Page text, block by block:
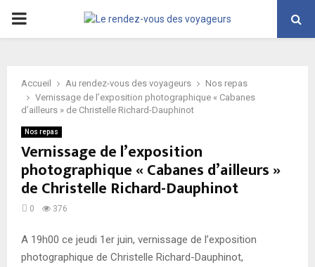
PRIMARY
Accueil Au rendez-vous des voyageurs
Nos repas
Vernissage de l’exposition photographique « Cabanes
d’ailleurs » de Christelle Richard-Dauphinot
Nos repas
Vernissage de l’exposition
photographique « Cabanes d’ailleurs »
de Christelle Richard-Dauphinot
0 376
A 19h00 ce jeudi 1er juin, vernissage de l’exposition
photographique de Christelle Richard-Dauphinot,